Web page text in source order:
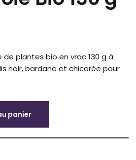
de plantes bio en vrac130 g à
noir,bardane et chicorée pour
panier